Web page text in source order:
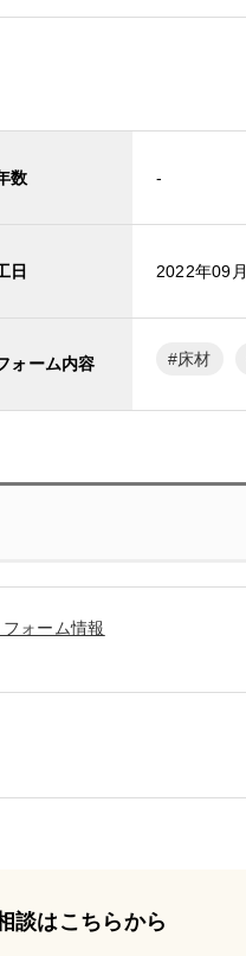
数 -
日 2022年09月
ォーム内容 床材
フォーム情報
談はこちらから